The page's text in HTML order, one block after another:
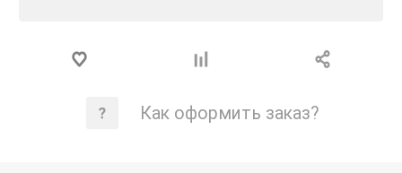
Как оформить заказ?